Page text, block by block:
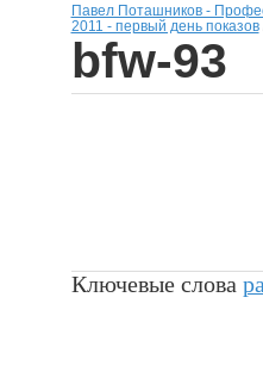
Павел Поташников -
2011 - первый день показов
bfw-93
Ключевые слова